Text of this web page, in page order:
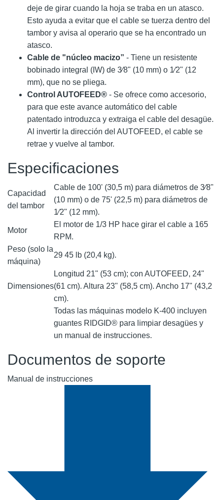
deje de girar cuando la hoja se traba en un atasco.
Esto ayuda a evitar que el cable se tuerza dentro del
tambor y avisa al operario que se ha encontrado un
atasco.
Cable de "núcleo macizo” - Tiene un resistente
bobinado integral (IW) de 3⁄8" (10 mm) o 1⁄2" (12
mm), que no se pliega.
Control AUTOFEED® - Se ofrece como accesorio,
para que este avance automático del cable
patentado introduzca y extraiga el cable del desagüe.
Al invertir la dirección del AUTOFEED, el cable se
retrae y vuelve al tambor.
Especificaciones
Capacidad
del tambor
Cable de 100' (30,5 m) para diámetros de 3⁄8"
(10 mm) o de 75' (22,5 m) para diámetros de
1⁄2" (12 mm).
Motor
El motor de 1/3 HP hace girar el cable a 165
RPM.
Peso (solo la
máquina)
29 45 lb (20,4 kg).
Dimensiones
Longitud 21" (53 cm); con AUTOFEED, 24"
(61 cm). Altura 23" (58,5 cm). Ancho 17" (43,2
cm).
Todas las máquinas modelo K-400 incluyen
guantes RIDGID® para limpiar desagües y
un manual de instrucciones.
Documentos de soporte
Manual de instrucciones